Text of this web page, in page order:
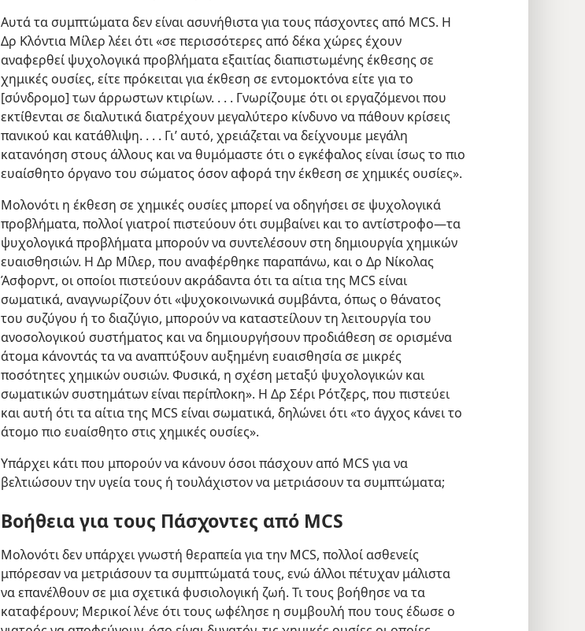
Αυτά τα συμπτώματα δεν είναι ασυνήθιστα για τους πάσχοντες από MCS. Η
Δρ Κλόντια Μίλερ λέει ότι «σε περισσότερες από δέκα χώρες έχουν
αναφερθεί ψυχολογικά προβλήματα εξαιτίας διαπιστωμένης έκθεσης σε
χημικές ουσίες, είτε πρόκειται για έκθεση σε εντομοκτόνα είτε για το
[σύνδρομο] των άρρωστων κτιρίων. . . . Γνωρίζουμε ότι οι εργαζόμενοι που
εκτίθενται σε διαλυτικά διατρέχουν μεγαλύτερο κίνδυνο να πάθουν κρίσεις
πανικού και κατάθλιψη. . . . Γι’ αυτό, χρειάζεται να δείχνουμε μεγάλη
κατανόηση στους άλλους και να θυμόμαστε ότι ο εγκέφαλος είναι ίσως το πιο
ευαίσθητο όργανο του σώματος όσον αφορά την έκθεση σε χημικές ουσίες».
Μολονότι η έκθεση σε χημικές ουσίες μπορεί να οδηγήσει σε ψυχολογικά
προβλήματα, πολλοί γιατροί πιστεύουν ότι συμβαίνει και το αντίστροφο—τα
ψυχολογικά προβλήματα μπορούν να συντελέσουν στη δημιουργία χημικών
ευαισθησιών. Η Δρ Μίλερ, που αναφέρθηκε παραπάνω, και ο Δρ Νίκολας
Άσφορντ, οι οποίοι πιστεύουν ακράδαντα ότι τα αίτια της MCS είναι
σωματικά, αναγνωρίζουν ότι «ψυχοκοινωνικά συμβάντα, όπως ο θάνατος
του συζύγου ή το διαζύγιο, μπορούν να καταστείλουν τη λειτουργία του
ανοσολογικού συστήματος και να δημιουργήσουν προδιάθεση σε ορισμένα
άτομα κάνοντάς τα να αναπτύξουν αυξημένη ευαισθησία σε μικρές
ποσότητες χημικών ουσιών. Φυσικά, η σχέση μεταξύ ψυχολογικών και
σωματικών συστημάτων είναι περίπλοκη». Η Δρ Σέρι Ρότζερς, που πιστεύει
και αυτή ότι τα αίτια της MCS είναι σωματικά, δηλώνει ότι «το άγχος κάνει το
άτομο πιο ευαίσθητο στις χημικές ουσίες».
Υπάρχει κάτι που μπορούν να κάνουν όσοι πάσχουν από MCS για να
βελτιώσουν την υγεία τους ή τουλάχιστον να μετριάσουν τα συμπτώματα;
Βοήθεια για τους Πάσχοντες από MCS
Μολονότι δεν υπάρχει γνωστή θεραπεία για την MCS, πολλοί ασθενείς
μπόρεσαν να μετριάσουν τα συμπτώματά τους, ενώ άλλοι πέτυχαν μάλιστα
να επανέλθουν σε μια σχετικά φυσιολογική ζωή. Τι τους βοήθησε να τα
καταφέρουν; Μερικοί λένε ότι τους ωφέλησε η συμβουλή που τους έδωσε ο